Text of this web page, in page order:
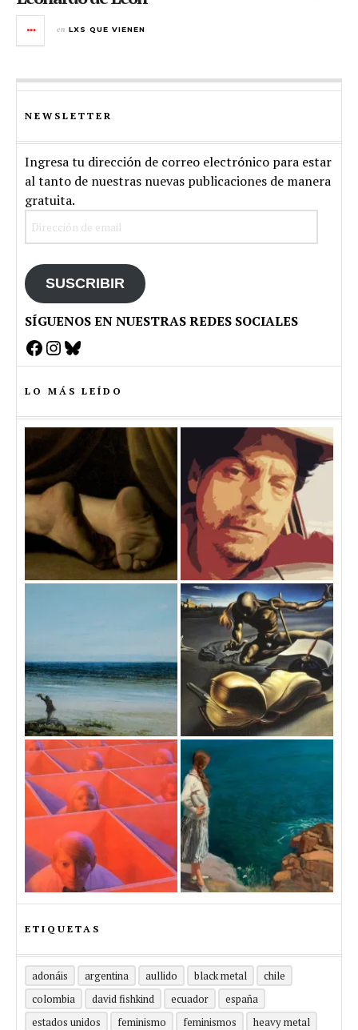
en LXS QUE VIENEN
NEWSLETTER
Ingresa tu dirección de correo electrónico para estar
al tanto de nuestras nuevas publicaciones de manera
gratuita.
SUSCRIBIR
SÍGUENOS EN NUESTRAS REDES SOCIALES
Facebook
Instagram
Bluesky
LO MÁS LEÍDO
ETIQUETAS
adonáis argentina aullido black metal
chile
colombia
david fishkind ecuador
españa
estados unidos
feminismo feminismos
heavy metal